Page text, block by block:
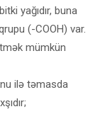
yağıdır, buna
(-COOH) var.
mümkün
ilə təmasda